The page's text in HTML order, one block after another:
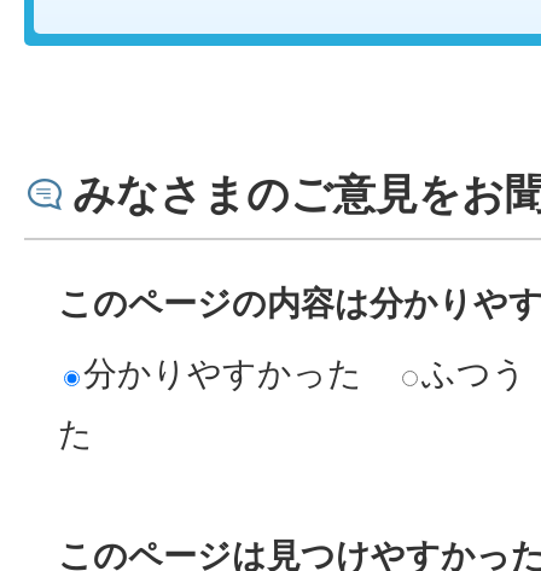
みなさまのご意見をお
このページの内容は分かりや
分かりやすかった
ふつう
た
このページは見つけやすかっ